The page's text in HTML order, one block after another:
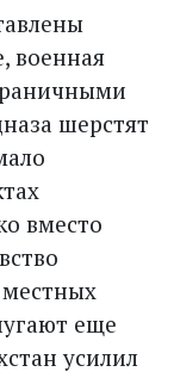
военная
шерстят
вместо
еще
усилил